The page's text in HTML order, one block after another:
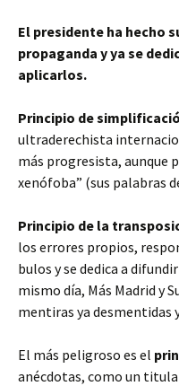
El presidente ha hecho
propaganda y ya se
aplicarlos.
Principio de
ultraderechista
más progresista, aunque
xenófoba” (sus palabras
Principio de la
los errores propios,
bulos y se dedica a
mismo día, Más Madrid y
mentiras ya desmentidas
El más peligroso es el
anécdotas, como un